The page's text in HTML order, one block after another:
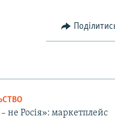
не Росія»: маркетплейс